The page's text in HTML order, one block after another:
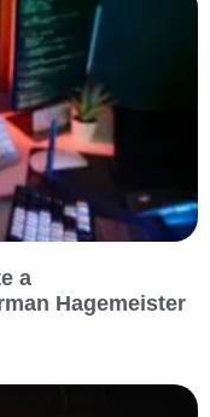
a
Hagemeister